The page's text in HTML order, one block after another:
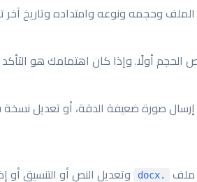
وحجمه ونوعه وامتداده وتاريخ آخر
أولًا. وإذا كان اهتمامك هو
صورة ضعيفة الدقة، أو تعديل
ملف .docx
وتعديل النص أو التنسيق